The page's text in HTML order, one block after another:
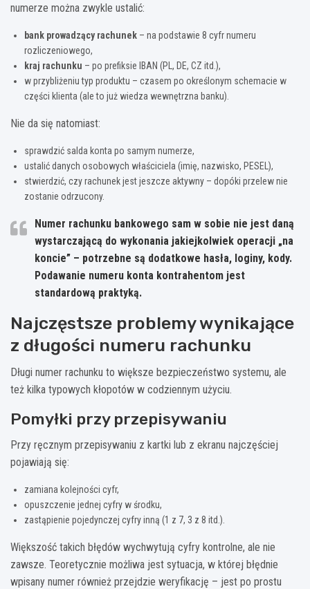
numerze można zwykle ustalić:
bank prowadzący rachunek – na podstawie 8 cyfr numeru
rozliczeniowego,
kraj rachunku – po prefiksie IBAN (PL, DE, CZ itd.),
w przybliżeniu typ produktu – czasem po określonym schemacie w
części klienta (ale to już wiedza wewnętrzna banku).
Nie da się natomiast:
sprawdzić salda konta po samym numerze,
ustalić danych osobowych właściciela (imię, nazwisko, PESEL),
stwierdzić, czy rachunek jest jeszcze aktywny – dopóki przelew nie
zostanie odrzucony.
Numer rachunku bankowego sam w sobie nie jest daną
wystarczającą do wykonania jakiejkolwiek operacji „na
koncie” – potrzebne są dodatkowe hasła, loginy, kody.
Podawanie numeru konta kontrahentom jest
standardową praktyką.
Najczęstsze problemy wynikające
z długości numeru rachunku
Długi numer rachunku to większe bezpieczeństwo systemu, ale
też kilka typowych kłopotów w codziennym użyciu.
Pomyłki przy przepisywaniu
Przy ręcznym przepisywaniu z kartki lub z ekranu najczęściej
pojawiają się:
zamiana kolejności cyfr,
opuszczenie jednej cyfry w środku,
zastąpienie pojedynczej cyfry inną (1 z 7, 3 z 8 itd.).
Większość takich błędów wychwytują cyfry kontrolne, ale nie
zawsze. Teoretycznie możliwa jest sytuacja, w której błędnie
wpisany numer również przejdzie weryfikację – jest po prostu